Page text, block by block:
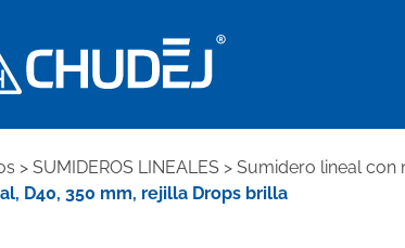
> SUMIDEROS LINEALES > Sumidero lineal con
D40, 350 mm, rejilla Drops brilla